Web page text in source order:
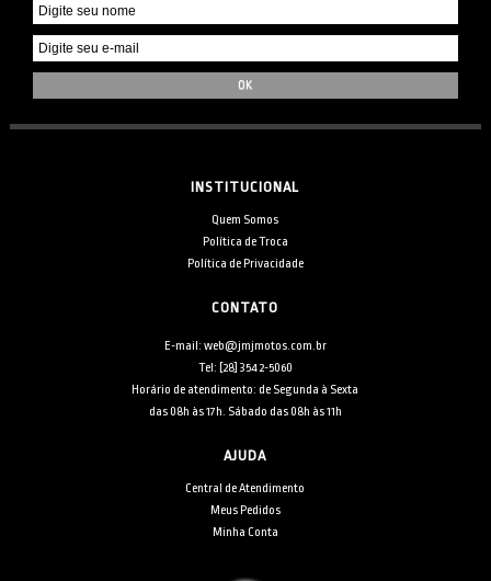
INSTITUCIONAL
Quem Somos
Política de Troca
Política de Privacidade
CONTATO
E-mail: web@jmjmotos.com.br
Tel: [28] 3542-5060
Horário de atendimento: de Segunda à Sexta
das 08h às 17h. Sábado das 08h às 11h
AJUDA
Central de Atendimento
Meus Pedidos
Minha Conta